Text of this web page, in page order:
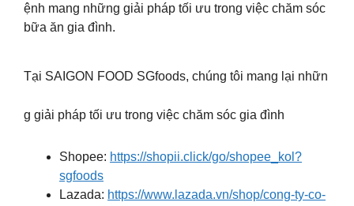
ệnh mang những giải pháp tối ưu trong việc chăm sóc
bữa ăn gia đình.
Tại SAIGON FOOD SGfoods, chúng tôi mang lại nhữn
g giải pháp tối ưu trong việc chăm sóc gia đình
Shopee: https://shopii.click/go/shopee_kol?
sgfoods
Lazada: https://www.lazada.vn/shop/cong-ty-co-